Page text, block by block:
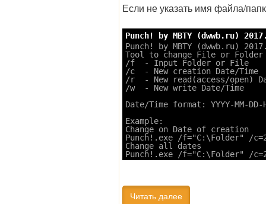
Если не указать имя файла/
Punch! by MBTY (dwwb.ru)
Punch! by MBTY (dwwb.ru)
Tool to change File or Folder
/f  - Input Folder or File
/c  - New creation Date/Time
/r  - New read(access/open)
/w  - New write Date/Time
Date/Time format: YYYY-MM-DD-
Example:
Change on Date of creation
Punch!.exe /f="C:\Folder" /
Change all dates
Punch!.exe /f="C:\Folder" /
Читать далее